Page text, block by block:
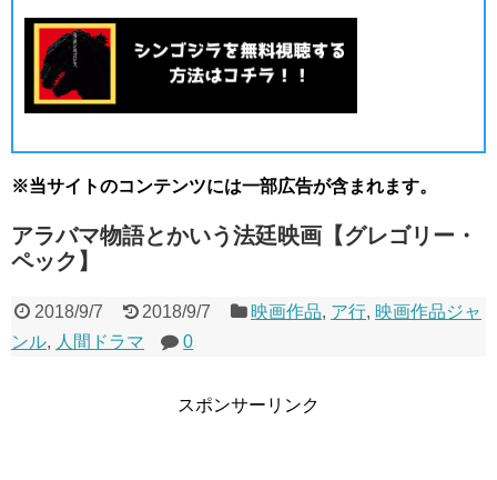
※当サイトのコンテンツには一部広告が含まれます。
アラバマ物語とかいう法廷映画【グレゴリー・
ペック】
2018/9/7 2018/9/7 映画作品, ア行, 映画作品ジャ
ンル, 人間ドラマ 0
スポンサーリンク